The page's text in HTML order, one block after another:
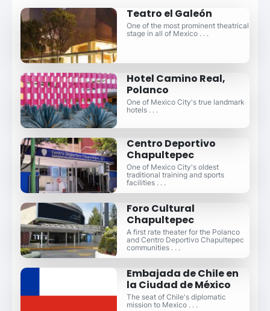
Teatro el Galeón
One of the most prominent theatrical
stage in all of Mexico . . .
Hotel Camino Real,
Polanco
One of Mexico City's true landmark
hotels . . .
Centro Deportivo
Chapultepec
One of Mexico City's oldest
traditional training and sports
facilities . . .
Foro Cultural
Chapultepec
A first rate theater for the Polanco
and Centro Deportivo Chapultepec
communities . . .
Embajada de Chile en
la Ciudad de México
The seat of Chile's diplomatic
mission to Mexico . . .